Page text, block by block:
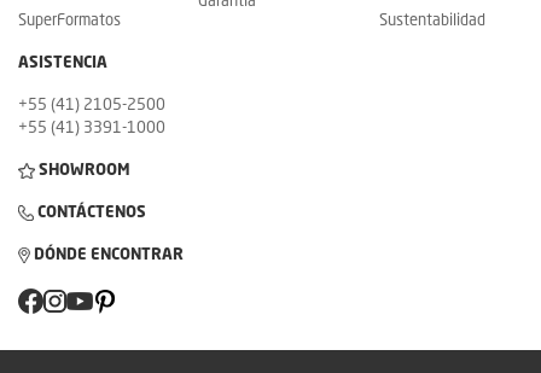
SuperFormatos Sustentabilidad
ASISTENCIA
+55 (41) 2105-2500
+55 (41) 3391-1000
SHOWROOM
CONTÁCTENOS
DÓNDE ENCONTRAR